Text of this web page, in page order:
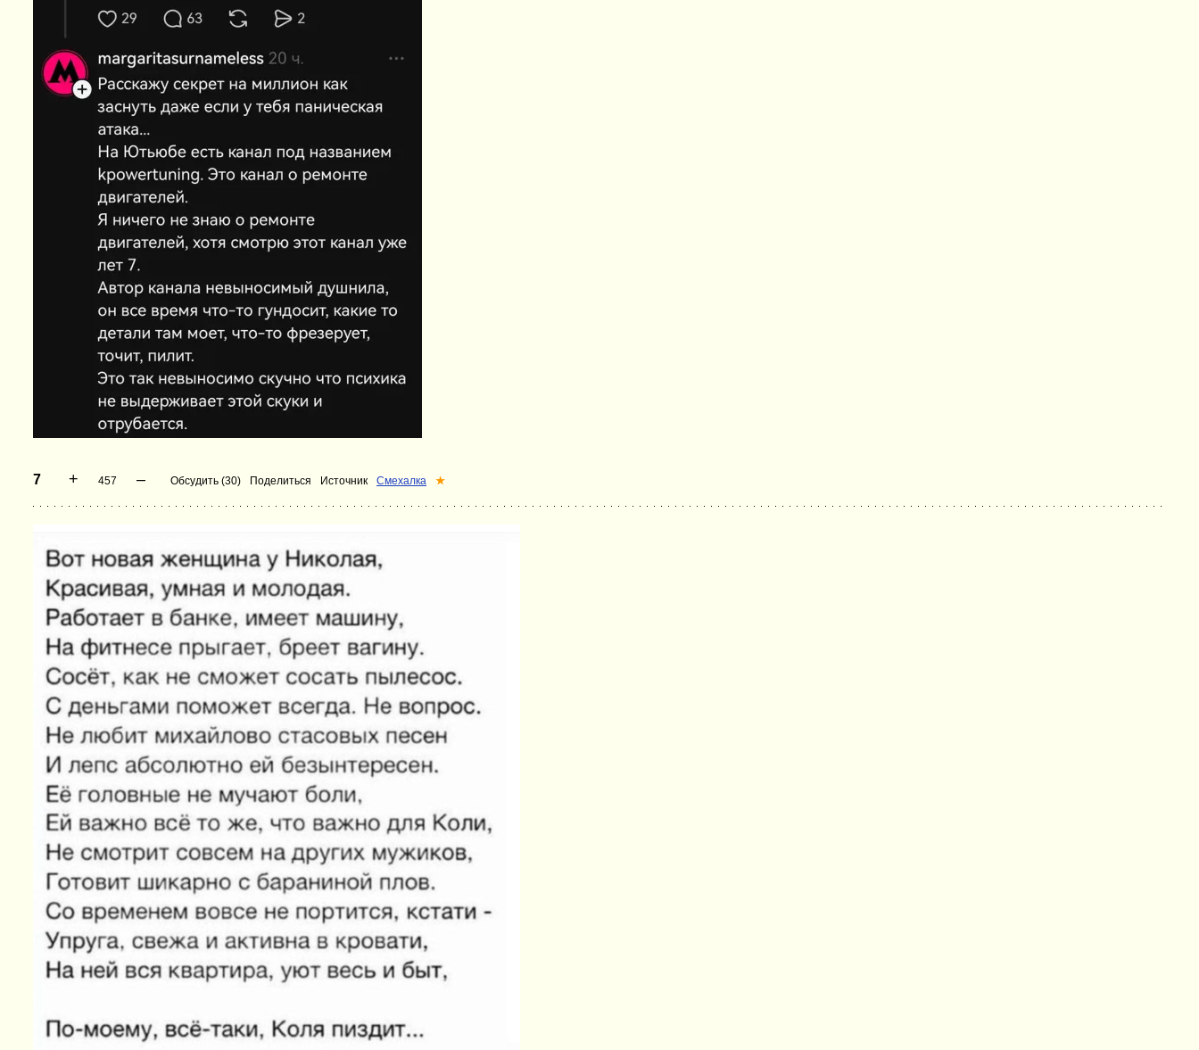
7 + 457 – Обсудить (30) Поделиться Источник Смехалка ★